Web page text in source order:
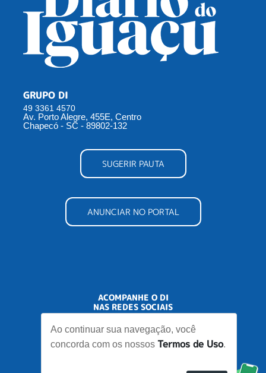
Ao continuar sua navegação, você
concorda com os nossos Termos de Uso.
GRUPO DI
49 3361 4570
Av. Porto Alegre, 455E, Centro
Chapecó - SC - 89802-132
SUGERIR PAUTA
ANUNCIAR NO PORTAL
ACOMPANHE O DI
NAS REDES SOCIAIS